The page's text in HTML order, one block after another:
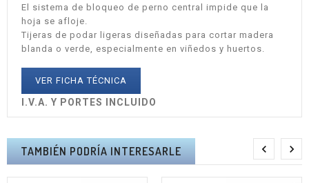
El sistema de bloqueo de perno central impide que la
hoja se afloje.
Tijeras de podar ligeras diseñadas para cortar madera
blanda o verde, especialmente en viñedos y huertos.
VER FICHA TÉCNICA
I.V.A. Y PORTES INCLUIDO
TAMBIÉN PODRÍA INTERESARLE  